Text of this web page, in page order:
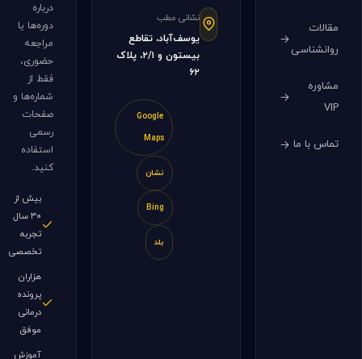
مقالات
روانشناسی
مشاوره
VIP
تماس با ما
نشانی مطب
یوسف‌آباد، تقاطع
بیستون و ۲/۱، پلاک
۶۲
Google
Maps
نشان
Bing
بلد
درباره
دوره‌ها یا
مراجعه
حضوری،
فقط از
شماره‌ها و
صفحات
رسمی
استفاده
کنید.
بیش از
۳۰ سال
تجربه
تخصصی
هزاران
پرونده
درمانی
موفق
آموزش